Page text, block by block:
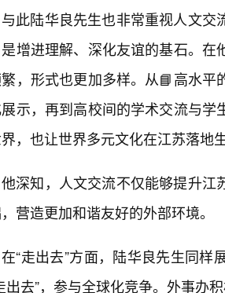
与此陆华良先生也非常重视人文
增进理解、深化友谊的基石。
，形式也更加多样。从📘高水
示，再到高校间的学术交流与
，也让世界多元文化在江苏落地
他深知，人文交流不仅能够提升江
营造更加和谐友好的外部环境。
在“走出去”方面，陆华良先生同
出去”，参与全球化竞争。外事办